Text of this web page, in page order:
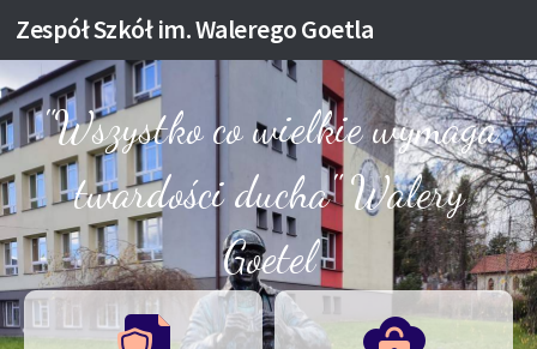
Skip to content
Zespół Szkół im. Walerego Goetla
"Wszystko co wielkie wymaga
twardości ducha" Walery
Goetel